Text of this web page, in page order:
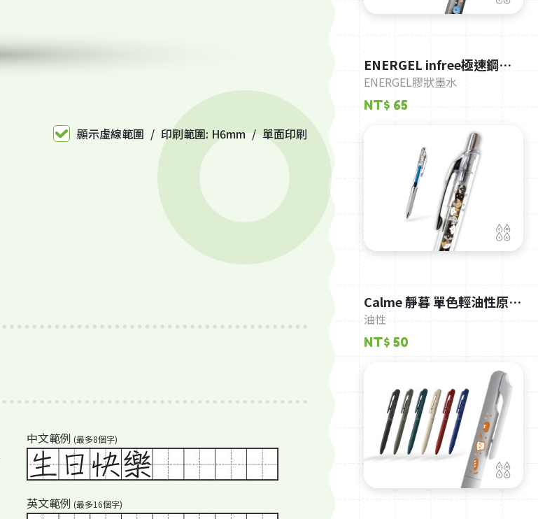
顯示虛線範圍 印刷範圍: H6mm 單面印刷
中文範例 (最多8個字)
英文範例 (最多16個字)
ENERGEL infree極速鋼珠
筆-0.5
ENERGEL膠狀墨水
NT$ 65
Calme 靜暮 單色輕油性原子
筆-0.5-藍桿
油性
NT$ 50